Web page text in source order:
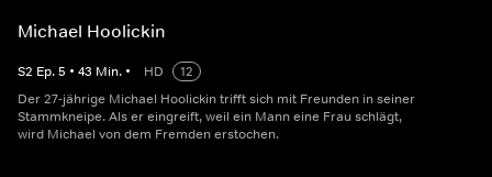
Michael Hoolickin
S2 Ep.5 • 43 Min. • HD
12
Der 27-jährige Michael Hoolickin trifft sich mit Freunden in seiner
Stammkneipe. Als er eingreift, weil ein Mann eine Frau schlägt,
wird Michael von dem Fremden erstochen.